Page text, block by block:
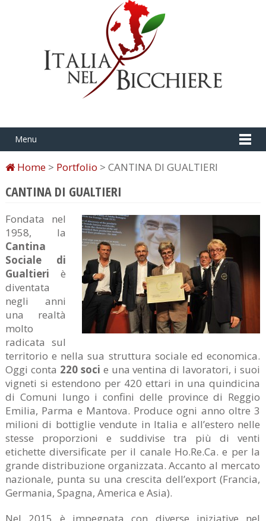
Menu
Home> Portfolio > CANTINA DI GUALTIERI
CANTINA DI GUALTIERI
Fondata nel
1958, la
Cantina
Sociale di
Gualtieri è
diventata
negli anni
una realtà
molto
radicata sul
territorio e nella sua struttura sociale ed economica.
Oggi conta 220 soci e una ventina di lavoratori, i suoi
vigneti si estendono per 420 ettari in una quindicina
di Comuni lungo i confini delle province di Reggio
Emilia, Parma e Mantova. Produce ogni anno oltre 3
milioni di bottiglie vendute in Italia e all’estero nelle
stesse proporzioni e suddivise tra più di venti
etichette diversificate per il canale Ho.Re.Ca. e per la
grande distribuzione organizzata. Accanto al mercato
nazionale, punta su una crescita dell’export (Francia,
Germania, Spagna, America e Asia).
Nel 2015 è impegnata con diverse iniziative nel